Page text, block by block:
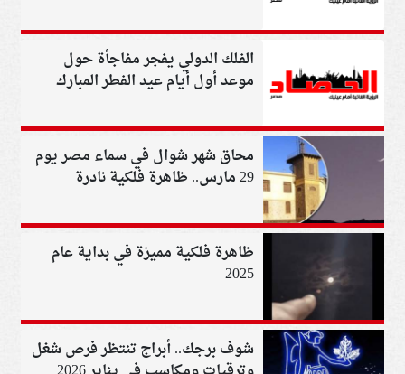
الفلك الدولي يفجر مفاجأة حول
موعد أول أيام عيد الفطر المبارك
محاق شهر شوال في سماء مصر يوم
29 مارس.. ظاهرة فلكية نادرة
ظاهرة فلكية مميزة في بداية عام
2025
شوف برجك.. أبراج تنتظر فرص شغل